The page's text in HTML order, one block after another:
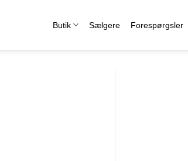
Butik Sælgere Forespørgsler